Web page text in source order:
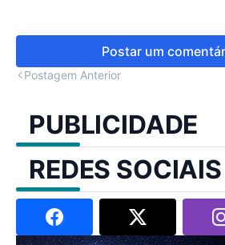
Postar um
Postagem Anterior
PUBLICIDADE
REDES SOCIAIS